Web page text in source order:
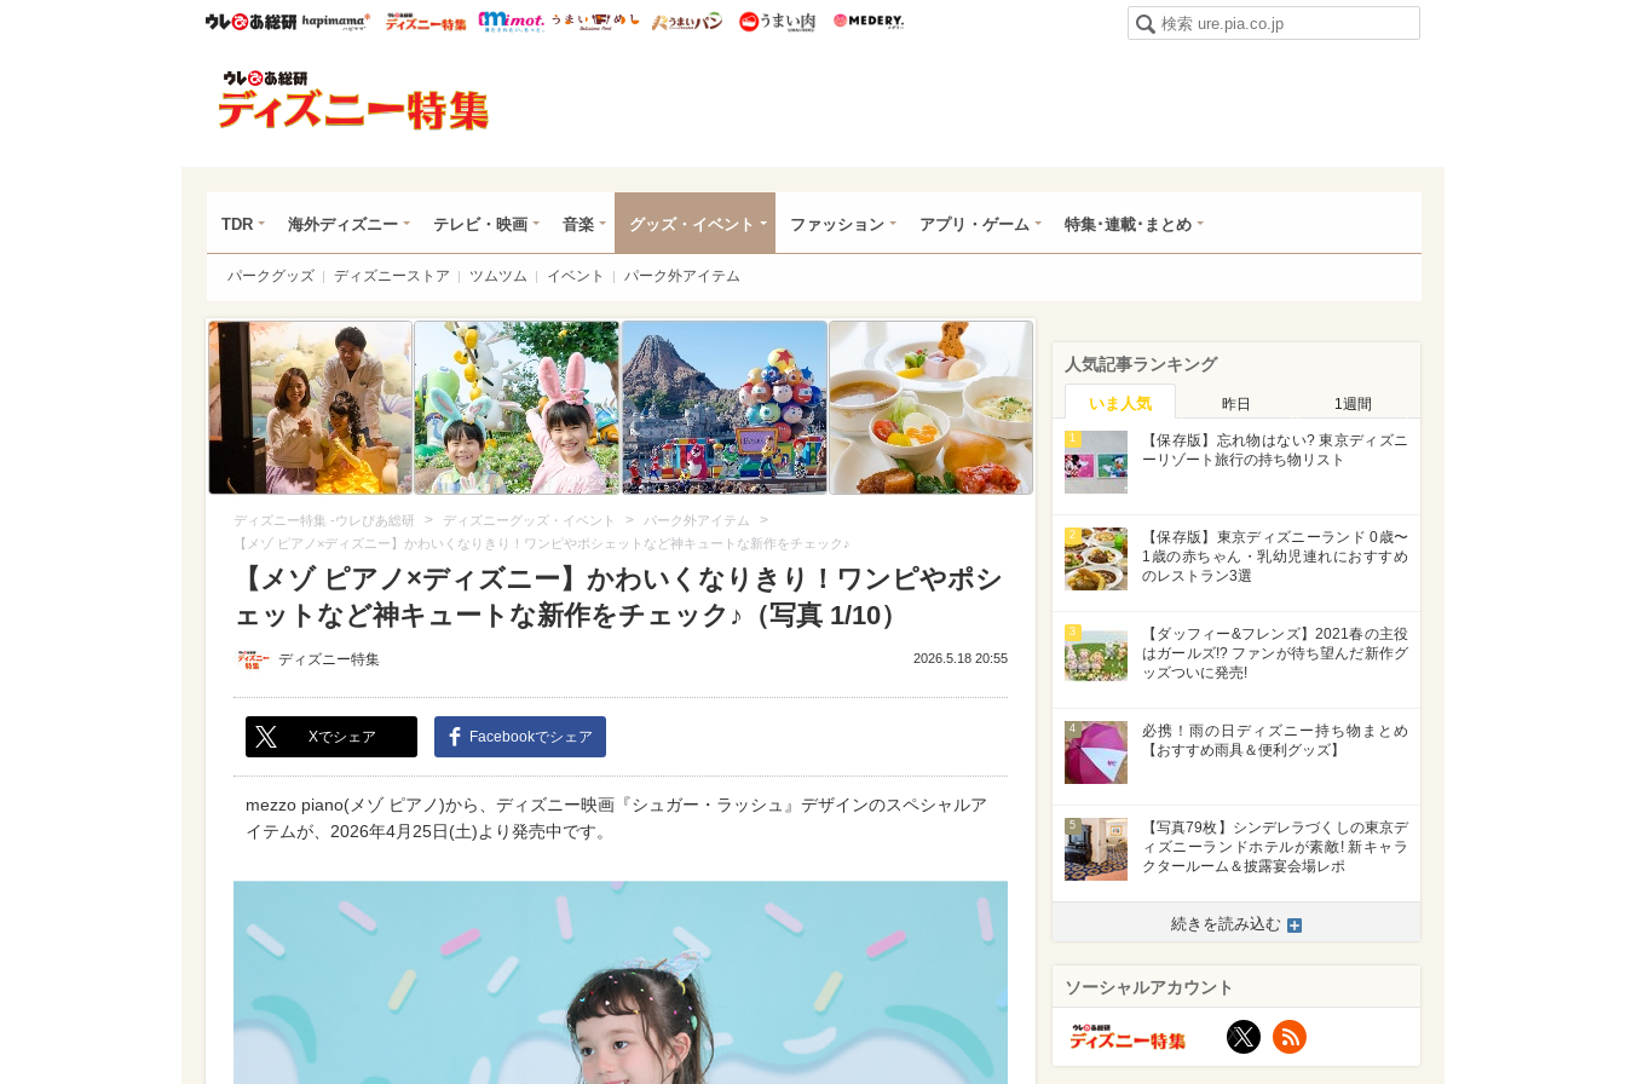
ウレぴあ総研ハピママ* ウレぴあ総研 ディズニー特集
mimot. うまいめし うまいパン うまい肉
TDR 海外ディズニー テレビ・映画 音楽 グッズ・イベント ファッション アプリ・ゲーム 特集･連載･まとめ
パークグッズ ディズニーストア ツムツム イベント パーク外アイテム
ディズニー特集 -ウレぴあ総研 > ディズニーグッズ・イベント > パーク外アイテム >
【メゾ ピアノ×ディズニー】かわいくなりきり！ワンピやポシェットなど神キュートな新作をチェック♪
【メゾ ピアノ×ディズニー】かわいくなりきり！ワンピやポシ
ェットなど神キュートな新作をチェック♪（写真 1/10）
ディズニー特集 2026.5.18 20:55
Xでシェア Facebookでシェア
mezzo piano(メゾ ピアノ)から、ディズニー映画『シュガー・ラッシュ』デザインのスペシャルア
イテムが、2026年4月25日(土)より発売中です。
人気記事ランキング
いま人気 昨日 1週間
1
【保存版】忘れ物はない? 東京ディズニ
ーリゾート旅行の持ち物リスト
2
【保存版】東京ディズニーランド 0歳〜
1歳の赤ちゃん・乳幼児連れにおすすめ
のレストラン3選
3
【ダッフィー&フレンズ】2021春の主役
はガールズ!? ファンが待ち望んだ新作グ
ッズついに発売!
4
必携！雨の日ディズニー持ち物まとめ
【おすすめ雨具＆便利グッズ】
5
【写真79枚】シンデレラづくしの東京デ
ィズニーランドホテルが素敵! 新キャラ
クタールーム＆披露宴会場レポ
続きを読み込む
ソーシャルアカウント
X